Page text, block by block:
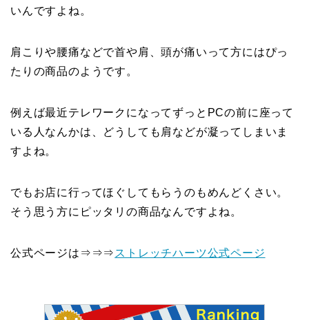
いんですよね。
肩こりや腰痛などで首や肩、頭が痛いって方にはぴっ
たりの商品のようです。
例えば最近テレワークになってずっとPCの前に座って
いる人なんかは、どうしても肩などが凝ってしまいま
すよね。
でもお店に行ってほぐしてもらうのもめんどくさい。
そう思う方にピッタリの商品なんですよね。
公式ページは⇒⇒⇒ ストレッチハーツ公式ページ